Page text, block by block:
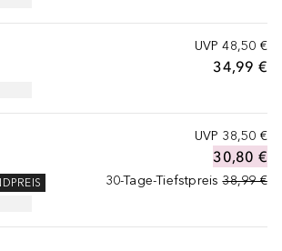
UVP 48,50 €
34,99 €
UVP 38,50 €
30,80 €
30-Tage-Tiefstpreis 38,99 €